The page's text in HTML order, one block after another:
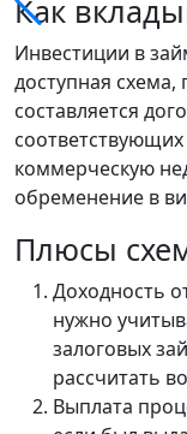
Как
Инвестиции в
доступная
составляется
коммерческую
обременение в
Плюсы
Доходность
нужно
залоговых
рассчитать
Выплата